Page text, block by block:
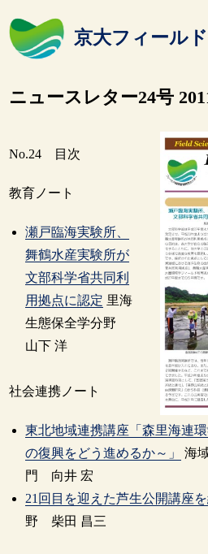
京大フィール
ニュースレター24号
No.24 目次
教育ノート
瀬戸臨海実験所、
舞鶴水産実験所が
文部科学省共同利
用拠点に認定 里海
生態保全学分野
山下 洋
社会連携ノート
東北地域連携講座「森里海連
の復興をどう進めるか～」
海
門 向井 宏
21回目を迎えた芦生公開講座
野 柴田 昌三